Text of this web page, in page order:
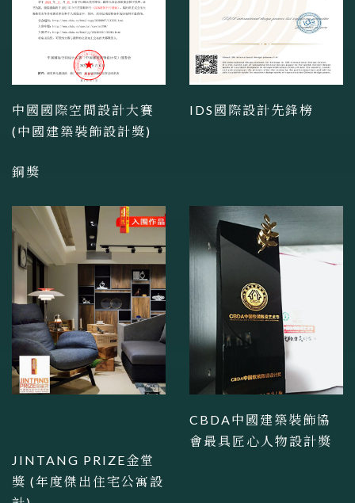
中國國際空間設計大賽
(中國建築裝飾設計獎)
銅獎
IDS國際設計先鋒榜
JINTANG PRIZE金堂
獎 (年度傑出住宅公寓設
CBDA中國建築裝飾協
會最具匠心人物設計獎